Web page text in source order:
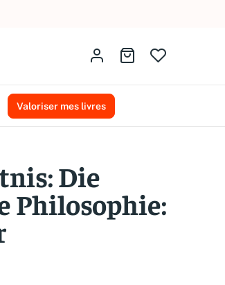
Identifiez-vousAller au panier
Valoriser mes livres
Die
Philosophie: